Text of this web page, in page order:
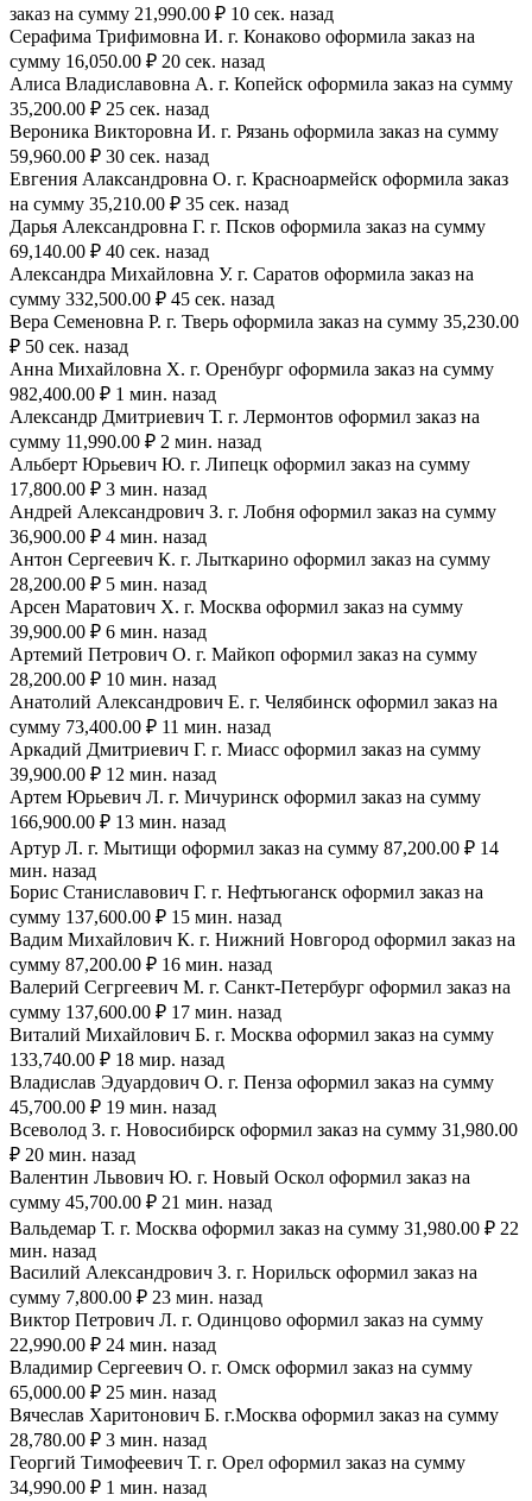
заказ на сумму 21,990.00 ₽ 10 сек. назад
Серафима Трифимовна И. г. Конаково оформила заказ на
сумму 16,050.00 ₽ 20 сек. назад
Алиса Владиславовна А. г. Копейск оформила заказ на сумму
35,200.00 ₽ 25 сек. назад
Вероника Викторовна И. г. Рязань оформила заказ на сумму
59,960.00 ₽ 30 сек. назад
Евгения Алаксандровна О. г. Красноармейск оформила заказ
на сумму 35,210.00 ₽ 35 сек. назад
Дарья Александровна Г. г. Псков оформила заказ на сумму
69,140.00 ₽ 40 сек. назад
Александра Михайловна У. г. Саратов оформила заказ на
сумму 332,500.00 ₽ 45 сек. назад
Вера Семеновна Р. г. Тверь оформила заказ на сумму 35,230.00
₽ 50 сек. назад
Анна Михайловна Х. г. Оренбург оформила заказ на сумму
982,400.00 ₽ 1 мин. назад
Александр Дмитриевич Т. г. Лермонтов оформил заказ на
сумму 11,990.00 ₽ 2 мин. назад
Альберт Юрьевич Ю. г. Липецк оформил заказ на сумму
17,800.00 ₽ 3 мин. назад
Андрей Александрович З. г. Лобня оформил заказ на сумму
36,900.00 ₽ 4 мин. назад
Антон Сергеевич К. г. Лыткарино оформил заказ на сумму
28,200.00 ₽ 5 мин. назад
Арсен Маратович Х. г. Москва оформил заказ на сумму
39,900.00 ₽ 6 мин. назад
Артемий Петрович О. г. Майкоп оформил заказ на сумму
28,200.00 ₽ 10 мин. назад
Анатолий Александрович Е. г. Челябинск оформил заказ на
сумму 73,400.00 ₽ 11 мин. назад
Аркадий Дмитриевич Г. г. Миасс оформил заказ на сумму
39,900.00 ₽ 12 мин. назад
Артем Юрьевич Л. г. Мичуринск оформил заказ на сумму
166,900.00 ₽ 13 мин. назад
Артур Л. г. Мытищи оформил заказ на сумму 87,200.00 ₽ 14
мин. назад
Борис Станиславович Г. г. Нефтьюганск оформил заказ на
сумму 137,600.00 ₽ 15 мин. назад
Вадим Михайлович К. г. Нижний Новгород оформил заказ на
сумму 87,200.00 ₽ 16 мин. назад
Валерий Сегргеевич М. г. Санкт-Петербург оформил заказ на
сумму 137,600.00 ₽ 17 мин. назад
Виталий Михайлович Б. г. Москва оформил заказ на сумму
133,740.00 ₽ 18 мир. назад
Владислав Эдуардович О. г. Пенза оформил заказ на сумму
45,700.00 ₽ 19 мин. назад
Всеволод З. г. Новосибирск оформил заказ на сумму 31,980.00
₽ 20 мин. назад
Валентин Львович Ю. г. Новый Оскол оформил заказ на
сумму 45,700.00 ₽ 21 мин. назад
Вальдемар Т. г. Москва оформил заказ на сумму 31,980.00 ₽ 22
мин. назад
Василий Александрович З. г. Норильск оформил заказ на
сумму 7,800.00 ₽ 23 мин. назад
Виктор Петрович Л. г. Одинцово оформил заказ на сумму
22,990.00 ₽ 24 мин. назад
Владимир Сергеевич О. г. Омск оформил заказ на сумму
65,000.00 ₽ 25 мин. назад
Вячеслав Харитонович Б. г.Москва оформил заказ на сумму
28,780.00 ₽ 3 мин. назад
Георгий Тимофеевич Т. г. Орел оформил заказ на сумму
34,990.00 ₽ 1 мин. назад